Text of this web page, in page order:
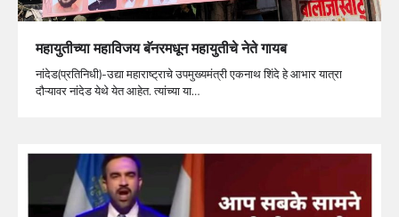
महायुतीच्या महाविजय बॅनरमधून महायुतीचे नेते गायब
नांदेड(प्रतिनिधी)-उद्या महाराष्ट्राचे उपमुख्यमंत्री एकनाथ शिंदे हे आभार यात्रा
दौऱ्यावर नांदेड येथे येत आहेत. त्यांच्या या…